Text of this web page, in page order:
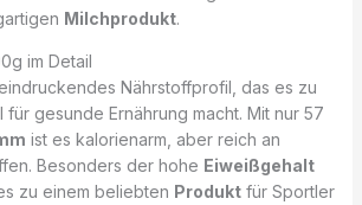
Milchprodukt.
im Detail
Nährstoffprofil, das es zu
für gesunde Ernährung macht. Mit nur 57
ist es kalorienarm, aber reich an
Besonders der hohe Eiweißgehalt
zu einem beliebten Produktfür Sportler